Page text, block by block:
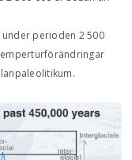
perioden 2 500